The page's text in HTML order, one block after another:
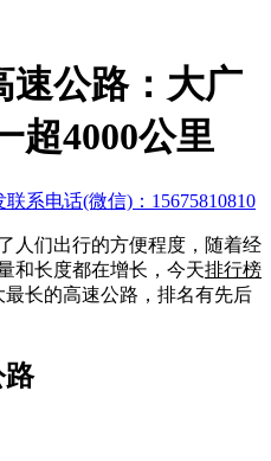
速公路：大广
超4000公里
系电话(微信)：15675810810
们出行的方便程度，随着经
和长度都在增长，今天排行榜
长的高速公路，排名有先后
路